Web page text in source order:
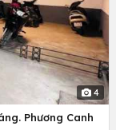
4
Phương Canh